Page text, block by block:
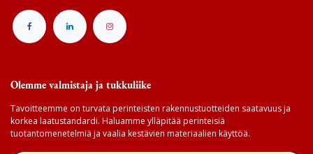
Olemme valmistaja ja tukkuliike
Tavoitteemme on turvata perinteisten rakennustuotteiden saatavuus ja
korkea laatustandardi. Haluamme ylläpitää perinteisiä
tuotantomenetelmiä ja vaalia kestävien materiaalien käyttöä.